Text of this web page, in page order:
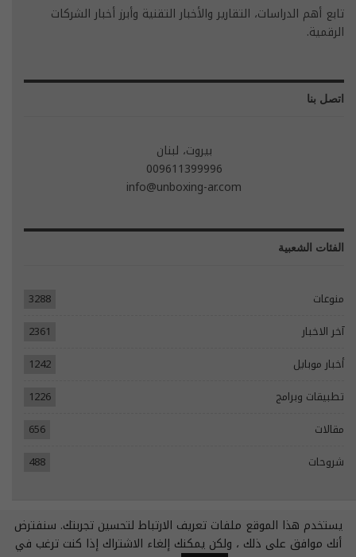
تابع أهم الدراسات، التقارير والأخبار التقنية وأبرز أخبار الشركات
الرقمية.
اتصل بنا
بيروت، لبنان
009611399996
info@unboxing-ar.com
الفئات الشعبية
منوعات
3288
آخر الاخبار
2361
أخبار موبايل
1242
تطبيقات وبرامج
1226
مقالات
656
شروحات
488
© 2026 - جميع الحقوق محفوظة.
يستخدم هذا الموقع ملفات تعريف الارتباط لتحسين تجربتك. سنفترض
أنك موافق على ذلك ، ولكن يمكنك إلغاء الاشتراك إذا كنت ترغب في